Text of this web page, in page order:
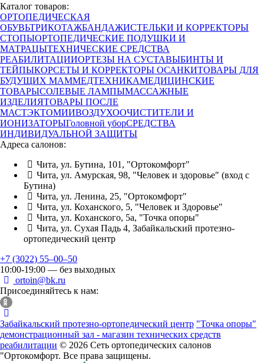
Каталог товаров:
ОРТОПЕДИЧЕСКАЯ
ОБУВЬТРИКОТАЖБАНДАЖИСТЕЛЬКИ И КОРРЕКТОРЫ
СТОПЫОРТОПЕДИЧЕСКИЕ ПОДУШКИ И
МАТРАЦЫТЕХНИЧЕСКИЕ СРЕДСТВА
РЕАБИЛИТАЦИИОРТЕЗЫ НА СУСТАВЫБИНТЫ И
ТЕЙПЫКОРСЕТЫ И КОРРЕКТОРЫ ОСАНКИТОВАРЫ ДЛЯ
БУДУЩИХ МАММЕДТЕХНИКАМЕДИЦИНСКИЕ
ТОВАРЫСОЛЕВЫЕ ЛАМПЫМАССАЖНЫЕ
ИЗДЕЛИЯТОВАРЫ ПОСЛЕ
МАСТЭКТОМИИВОЗДУХООЧИСТИТЕЛИ И
ИОНИЗАТОРЫГоловной уборСРЕДСТВА
ИНДИВИДУАЛЬНОЙ ЗАЩИТЫ
Адреса салонов:
Чита, ул. Бутина, 101, "Ортокомфорт"
Чита, ул. Амурская, 98, "Человек и здоровье" (вход с
Бутина)
Чита, ул. Ленина, 25, "Ортокомфорт"
Чита, ул. Коханского, 5, "Человек и Здоровье"
Чита, ул. Коханского, 5а, "Точка опоры"
Чита, ул. Сухая Падь 4, Забайкальский протезно-
ортопедический центр
+7 (3022) 55‒00‒50
10:00-19:00 — без выходных
ortoin@bk.ru
Присоединяйтесь к нам:
Забайкальский протезно-ортопедический центр "Точка опоры"
демонстрационный зал - магазин технических средств
реабилитации © 2026 Сеть ортопедических салонов
"Ортокомфорт. Все права защищены.